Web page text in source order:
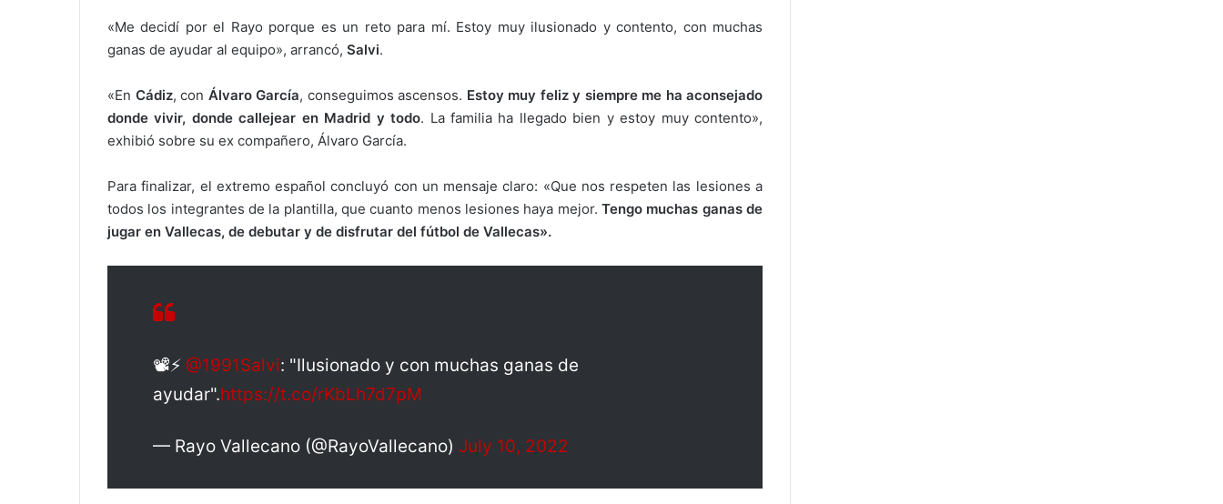
«Me decidí por el Rayo porque es un reto para mí. Estoy muy ilusionado y contento, con muchas
ganas de ayudar al equipo», arrancó, Salvi.
«En Cádiz, con Álvaro García, conseguimos ascensos. Estoy muy feliz y siempre me ha aconsejado
donde vivir, donde callejear en Madrid y todo. La familia ha llegado bien y estoy muy contento»,
exhibió sobre su ex compañero, Álvaro García.
Para finalizar, el extremo español concluyó con un mensaje claro: «Que nos respeten las lesiones a
todos los integrantes de la plantilla, que cuanto menos lesiones haya mejor. Tengo muchas ganas de
jugar en Vallecas, de debutar y de disfrutar del fútbol de Vallecas».
📽️⚡️ @1991Salvi: "Ilusionado y con muchas ganas de
ayudar".https://t.co/rKbLh7d7pM
— Rayo Vallecano (@RayoVallecano) July 10, 2022